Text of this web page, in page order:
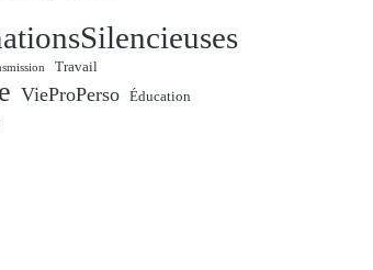
Travail
VieProPerso Éducation